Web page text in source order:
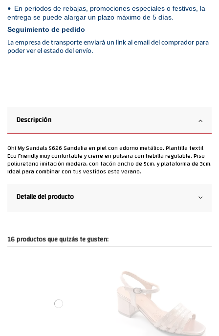
• En periodos de rebajas, promociones especiales o festivos, la
entrega se puede alargar un plazo máximo de 5 días.
Seguimiento de pedido
La empresa de transporte enviará un link al email del comprador para
poder ver el estado del envío.
Descripción
Oh! My Sandals 5626 Sandalia en piel con adorno metálico. Plantilla textil
Eco Friendly muy confortable y cierre en pulsera con hebilla regulable. Piso
poliuretano imitación madera, con tacón ancho de 5cm. y plataforma de 3cm.
Ideal para combinar con tus vestidos este verano.
Detalle del producto
16 productos que quizás te gusten: